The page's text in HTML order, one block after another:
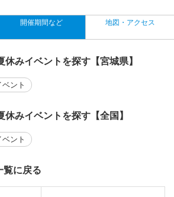
開催期間など 地図・アクセス
みイベントを探す【宮城県】
ント
みイベントを探す【全国】
ント
覧に戻る